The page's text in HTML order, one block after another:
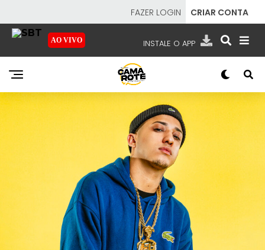
FAZER LOGIN CRIAR CONTA
AO VIVO INSTALE O APP
EMISSORAS
NOSSAS REDES APP TV SBT
- SISTEMA BRASILEIRO DE TELEVISÃO